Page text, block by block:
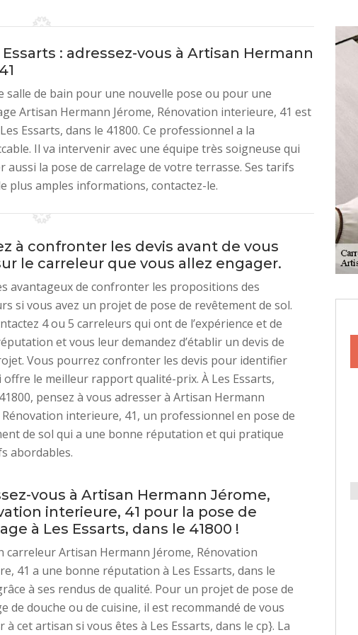
: adressez-vous à Artisan Hermann
salle de bain pour une nouvelle pose ou pour une
Artisan Hermann Jérome, Rénovation interieure, 41 est
Essarts, dans le 41800. Ce professionnel a la
Il va intervenir avec une équipe très soigneuse qui
aussi la pose de carrelage de votre terrasse. Ses tarifs
plus amples informations, contactez-le.
à confronter les devis avant de vous
le carreleur que vous allez engager.
avantageux de confronter les propositions des
si vous avez un projet de pose de revêtement de sol.
4 ou 5 carreleurs qui ont de l’expérience et de
et vous leur demandez d’établir un devis de
Vous pourrez confronter les devis pour identifier
offre le meilleur rapport qualité-prix. À Les Essarts,
pensez à vous adresser à Artisan Hermann
Rénovation interieure, 41, un professionnel en pose de
de sol qui a une bonne réputation et qui pratique
abordables.
vous à Artisan Hermann Jérome,
interieure, 41 pour la pose de
à Les Essarts, dans le 41800 !
carreleur Artisan Hermann Jérome, Rénovation
41 a une bonne réputation à Les Essarts, dans le
à ses rendus de qualité. Pour un projet de pose de
de douche ou de cuisine, il est recommandé de vous
à cet artisan si vous êtes à Les Essarts, dans le cp}. La